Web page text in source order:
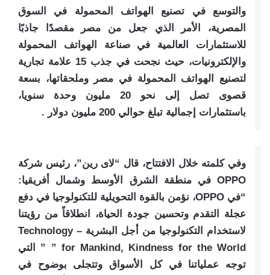
والتوسع في تصنيع الهواتف المحمولة في السوق
المصرية، الأمر الذي جعل من مصر مقصدًا جاذبًا
للاستثمارات العالمية في صناعة الهواتف المحمولة
والإلكترونيات، حيث نجحت في جذب 15 علامة تجارية
لتصنيع الهواتف المحمولة في مصر وملحقاتها، بسعة
قصوى تصل إلى نحو 20 مليون وحدة سنويا،
باستثمارات إجمالية تبلغ حوالي 200 مليون دولار .
وفي كلمته خلال الافتتاح، قال “لاى رين”، رئيس شركة
OPPO في منطقة الشرق الأوسط وشمال أفريقيا:
“في OPPO، نؤمن بالقوة التحويلية للتكنولوجيا في دفع
عجلة التقدم وتحسين جودة الحياة، انطلاقاً من رؤيتنا
لاستخدام التكنولوجيا من أجل البشرية – Technology
for Mankind, Kindness for the World ” ” التي
توجه عملياتنا في كل الأسواق وتتجلى بوضوح في